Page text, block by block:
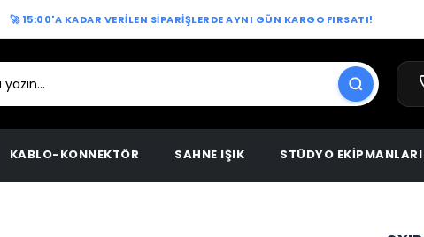
🚀 15:00'A KADAR VERİLEN SİPARİŞLERDE AYNI GÜN KARGO FIRSATI!
KABLO-KONNEKTÖR SAHNE IŞIK STÜDYO EKİPMANLARI